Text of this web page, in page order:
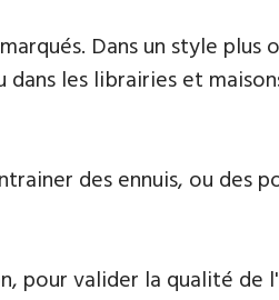
Dans un style plus
les librairies et
des ennuis, ou des
pour valider la qualité de